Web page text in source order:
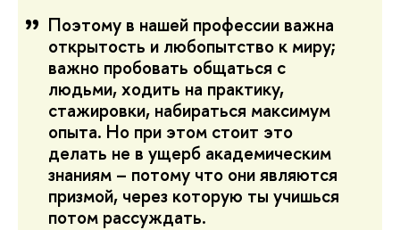
Поэтому в нашей профессии важна
открытость и любопытство к миру;
важно пробовать общаться с
людьми, ходить на практику,
стажировки, набираться максимум
опыта. Но при этом стоит это
делать не в ущерб академическим
знаниям – потому что они являются
призмой, через которую ты учишься
потом рассуждать.